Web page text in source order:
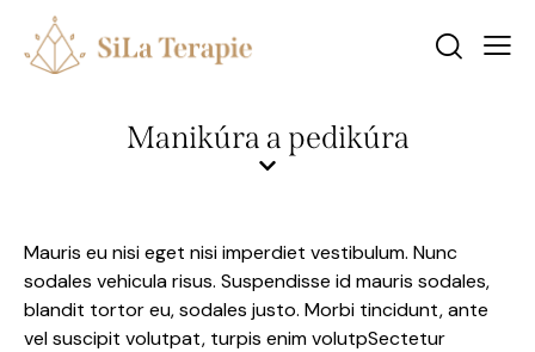
Manikúra a pedikúra
Mauris eu nisi eget nisi imperdiet vestibulum. Nunc
sodales vehicula risus. Suspendisse id mauris sodales,
blandit tortor eu, sodales justo. Morbi tincidunt, ante
vel suscipit volutpat, turpis enim volutpSectetur